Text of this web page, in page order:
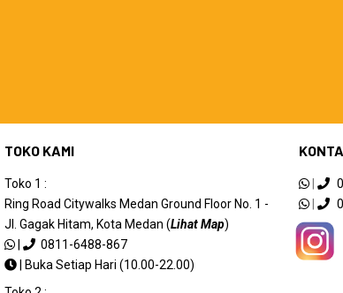
TOKO KAMI
Toko 1 :
Ring Road Citywalks Medan Ground Floor No. 1 -
Jl. Gagak Hitam, Kota Medan (Lihat Map)
|
0811-6488-867
|
Buka Setiap Hari (10.00-22.00)
|
|